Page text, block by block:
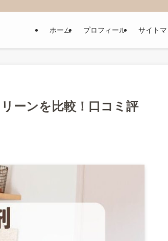
ホーム プロフィール サイト
ーンを比較！口コミ評